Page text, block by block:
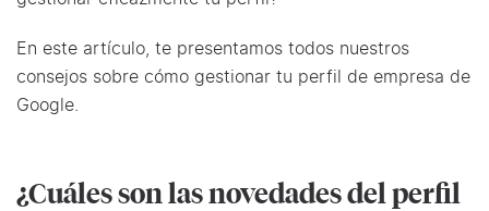
En este artículo, te presentamos todos nuestros
consejos sobre cómo gestionar tu perfil de empresa de
Google.
¿Cuáles son las novedades del perfil